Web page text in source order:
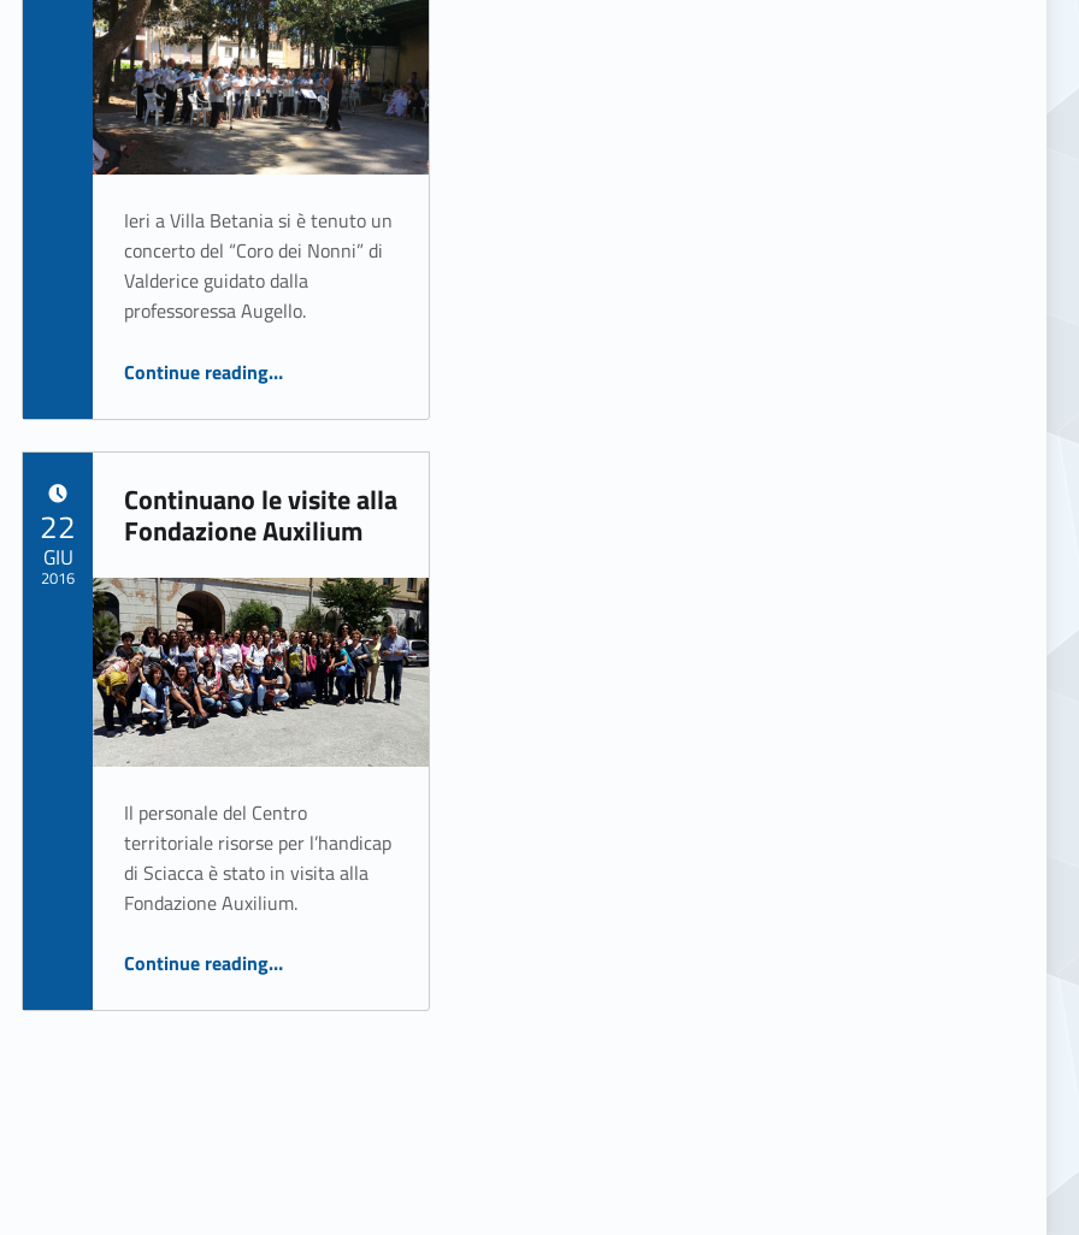
Ieri a Villa Betania si è tenuto un
concerto del “Coro dei Nonni” di
Valderice guidato dalla
professoressa Augello.
Continue reading“Il Coro dei Nonni si esibisce a Villa Betania”
…
Continuano le visite alla
Fondazione Auxilium
Il personale del Centro
territoriale risorse per l’handicap
di Sciacca è stato in visita alla
Fondazione Auxilium.
Continue reading“Continuano le visite alla Fondazione Auxilium”
…
22
GIU
2016